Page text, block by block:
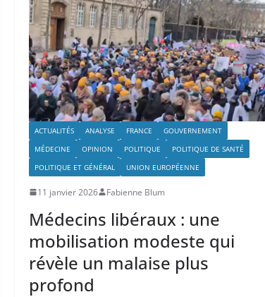
ACTUALITÉS ANALYSE FRANCE
GOUVERNEMENT
MÉDECINE
OPINION POLITIQUE
POLITIQUE DE SANTÉ
POLITIQUE ET GÉNÉRAL
UNION EUROPÉENNE
11 janvier 2026 Fabienne Blum
Médecins libéraux : une
mobilisation modeste qui
révèle un malaise plus
profond